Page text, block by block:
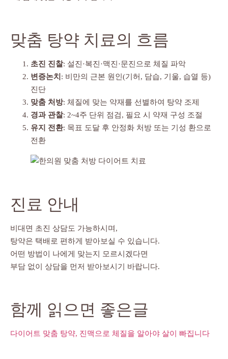
맞춤 탕약 치료의 흐름
초진 진찰: 설진·복진·맥진·문진으로 체질 파악
변증논치 : 비만의 근본 원인(기허, 담습, 기울, 습열 등)
진단
맞춤 처방: 체질에 맞는 약재를 선별하여 탕약 조제
경과 관찰: 2~4주 단위 점검, 필요 시 약재 구성 조절
유지 전환: 목표 도달 후 안정화 처방 또는 기성 환으로
전환
진료 안내
비대면 초진 상담도 가능하시며,
탕약은 택배로 편하게 받아보실 수 있습니다.
어떤 방법이 나에게 맞는지 모르시겠다면
부담 없이 상담을 먼저 받아보시기 바랍니다.
함께 읽으면 좋은글
다이어트 맞춤 탕약, 진맥으로 체질을 알아야 살이 빠집니다